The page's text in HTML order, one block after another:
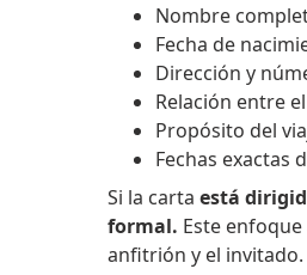
Nombre
Fecha de
Dirección y
Relación entre
Propósito del
Fechas exactas
Si la carta está
formal. Este
anfitrión y el invitado.